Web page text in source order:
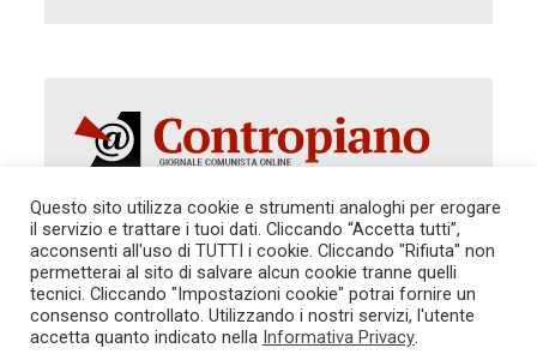
Autorizzazione del Tribunale di Roma 286 del 31
dicembre 2014. Direttore Responsabile: Sergio
Cararo. Indirizzo: V.Casalbruciato 27- sc. B - 00159
Roma -
Tel. 06.640.122.19 -redazione@contropiano.org
Questo sito utilizza cookie e strumenti analoghi per erogare
il servizio e trattare i tuoi dati. Cliccando “Accetta tutti”,
acconsenti all'uso di TUTTI i cookie. Cliccando "Rifiuta" non
permetterai al sito di salvare alcun cookie tranne quelli
tecnici. Cliccando "Impostazioni cookie" potrai fornire un
consenso controllato. Utilizzando i nostri servizi, l'utente
accetta quanto indicato nella Informativa Privacy.